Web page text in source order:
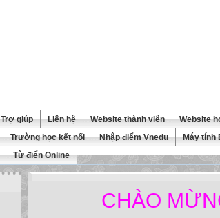
Trợ giúp Liên hệ Website thành viên Website
Trường học kết nối Nhập điểm Vnedu Máy tính
Từ điển Online
CHÀO MỪNG